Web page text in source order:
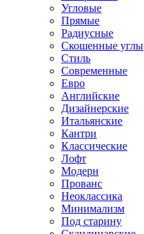
Угловые
Прямые
Радиусные
Скошенные углы
Стиль
Современные
Евро
Английские
Дизайнерские
Итальянские
Кантри
Классические
Лофт
Модерн
Прованс
Неоклассика
Минимализм
Под старину